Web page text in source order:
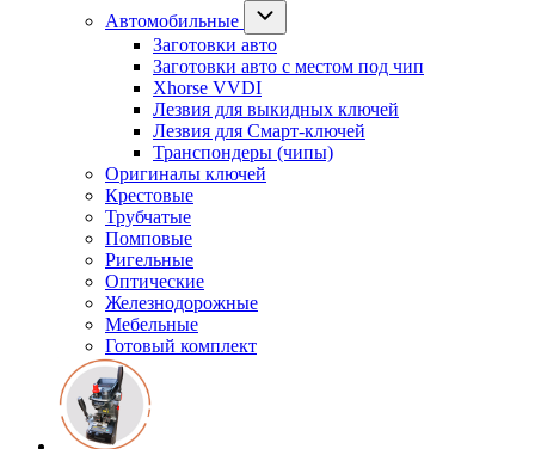
Автомобильные
Заготовки авто
Заготовки авто с местом под чип
Xhorse VVDI
Лезвия для выкидных ключей
Лезвия для Смарт-ключей
Транспондеры (чипы)
Оригиналы ключей
Крестовые
Трубчатые
Помповые
Ригельные
Оптические
Железнодорожные
Мебельные
Готовый комплект